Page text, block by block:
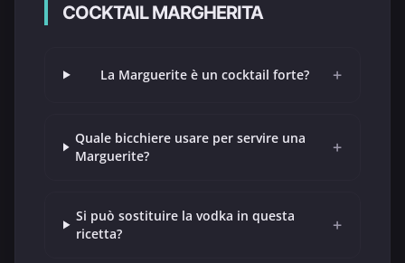
COCKTAIL MARGHERITA
La Marguerite è un cocktail forte? +
Quale bicchiere usare per servire una
Marguerite?
+
Si può sostituire la vodka in questa
ricetta?
+